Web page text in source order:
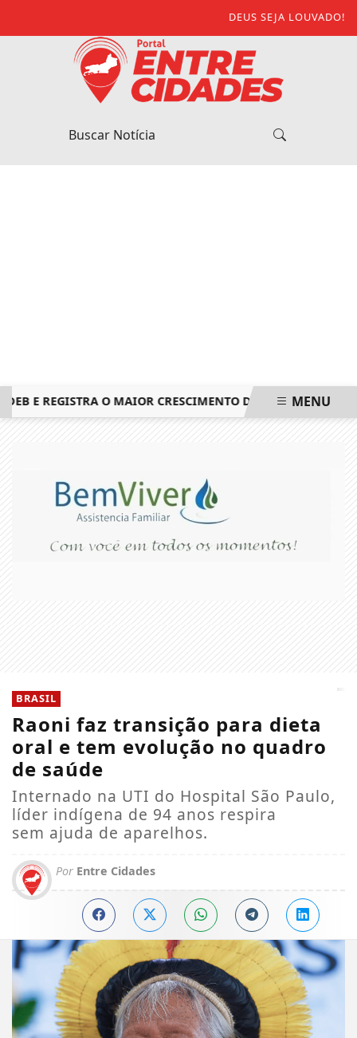
DEUS SEJA LOUVADO!
REGISTRA O MAIOR CRESCIMENTO DO ESTADO DO RIO DE
MENU
BRASIL
Raoni faz transição para dieta
oral e tem evolução no quadro
de saúde
Internado na UTI do Hospital São Paulo,
líder indígena de 94 anos respira
sem ajuda de aparelhos.
Por Entre Cidades